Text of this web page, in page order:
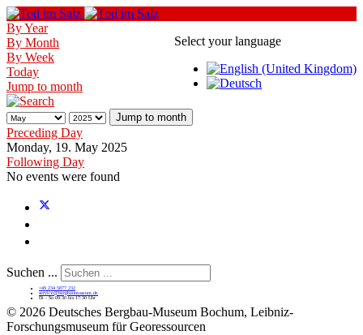
Select your language
By Year
By Month
By Week
Today
Jump to month
Jump to month
Preceding Day
Monday, 19. May 2025
Following Day
No events were found
Suchen ...
+49 234 5877 232
service@bergbaumuseum.de
Di - So 09:30 bis 17:30 Uhr
© 2026 Deutsches Bergbau-Museum Bochum, Leibniz-
Forschungsmuseum für Georessourcen